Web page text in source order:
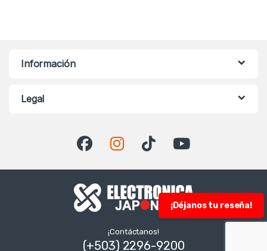
Información
Legal
¡Déjanos tu reseña!
¡Contáctanos!
(+503) 2296-9200